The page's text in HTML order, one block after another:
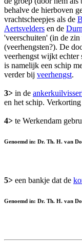
behalve de hierboven
vrachtscheepjes als de
Aertsvelders en de
'veerschuiten' (in de zin
(veerhengsten?). De
veerhengst wijkt
is namelijk een schip
verder bij veerhengst.
3> in de
en het schip.
4> te Werkendam
Genoemd in: Dr. Th. H. van
5> een bankje dat de
Genoemd in: Dr. Th. H. van